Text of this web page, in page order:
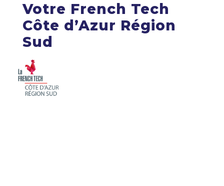
Votre French Tech
Côte d’Azur Région
Sud